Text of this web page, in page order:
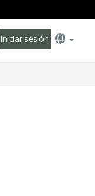
Iniciar sesión